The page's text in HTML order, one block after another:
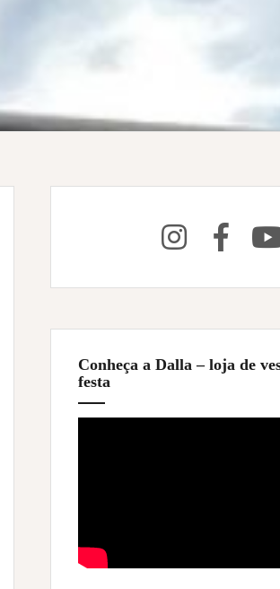
Conheça a Dalla – loja de
festa